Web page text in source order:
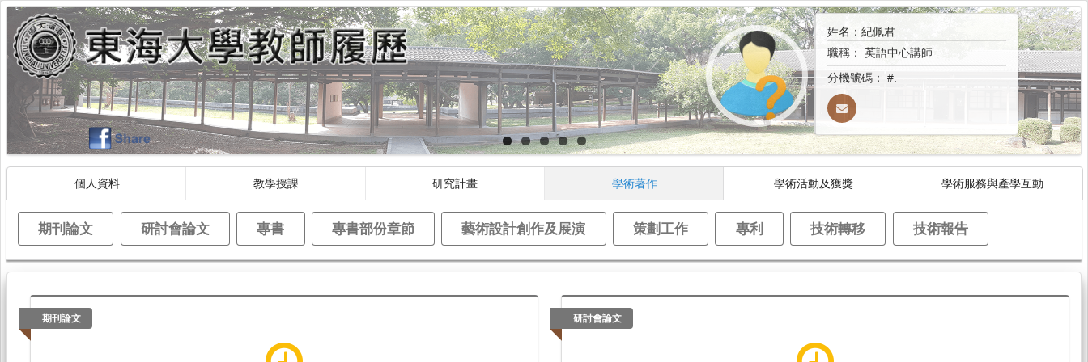
姓名：紀佩君
職稱： 英語中心講師
分機號碼： #.
個人資料 教學授課 研究計畫 學術著作 學術活動及獲獎 學術服務與產學互動
期刊論文 研討會論文 專書 專書部份章節 藝術設計創作及展演 策劃工作 專利 技術轉移 技術報告
期刊論文 研討會論文